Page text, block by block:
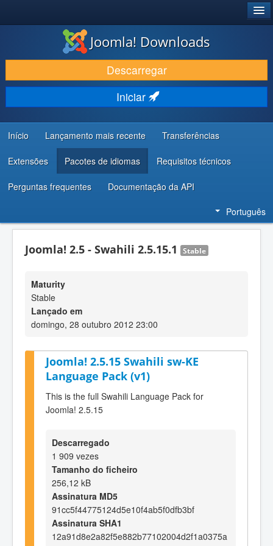
DESCARREGAR E EVOLUIR
DESCOBRIR E APRENDER
COMUNIDADE E SUPORTE
RECURSOS PARA PROGRAMADORES
Joomla! Downloads
Descarregar
Iniciar
Início Lançamento mais recente Transferências
Extensões Pacotes de idiomas Requisitos técnicos
Perguntas frequentes Documentação da API
Português
Joomla! 2.5 - Swahili 2.5.15.1 Stable
Maturity
Stable
Lançado em
domingo, 28 outubro 2012 23:00
Joomla! 2.5.15 Swahili sw-KE
Language Pack (v1)
This is the full Swahili Language Pack for
Joomla! 2.5.15
Descarregado
1 909 vezes
Tamanho do ficheiro
256,12 kB
Assinatura MD5
91cc5f44775124d5e10f4ab5f0dfb3bf
Assinatura SHA1
12a91d8e2a82f5e882b77102004d2f1a0375a